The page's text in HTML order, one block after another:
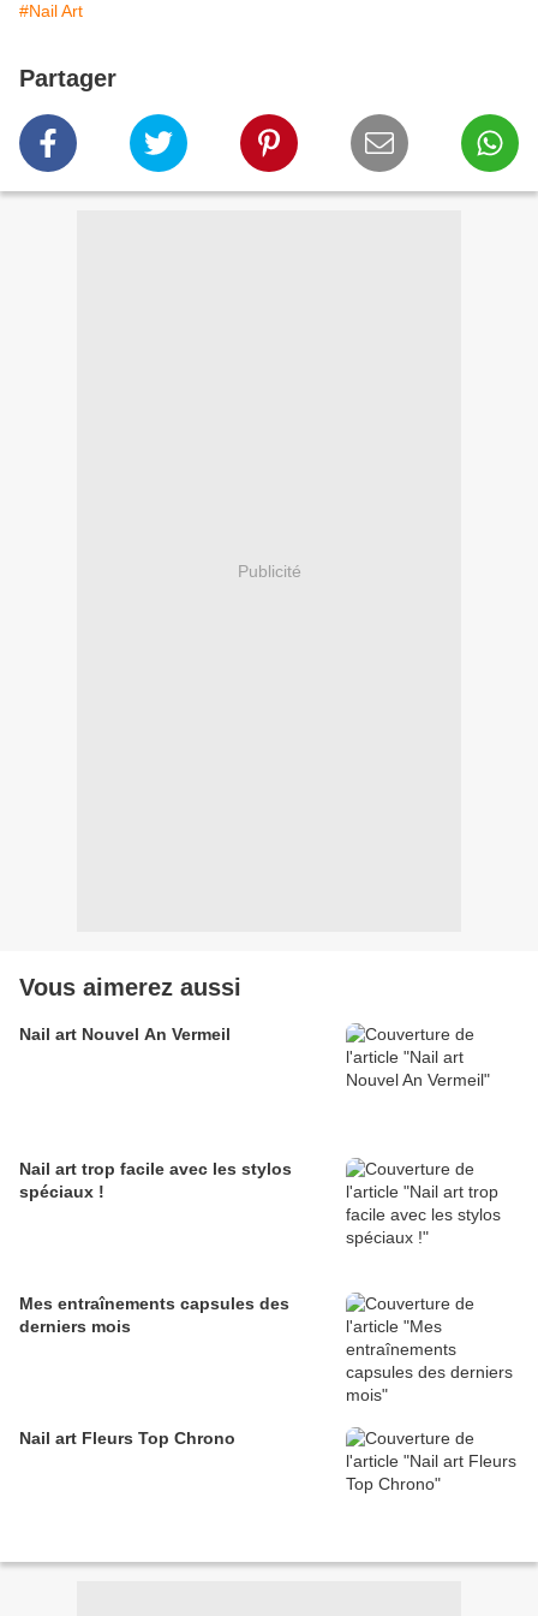
#Nail Art
Partager
Publicité
Vous aimerez aussi
Nail art Nouvel An Vermeil
Nail art trop facile avec les stylos
spéciaux !
Mes entraînements capsules des
derniers mois
Nail art Fleurs Top Chrono